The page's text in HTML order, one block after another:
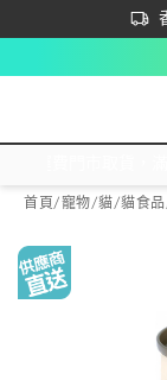
首次
首頁/寵物/貓/貓食品